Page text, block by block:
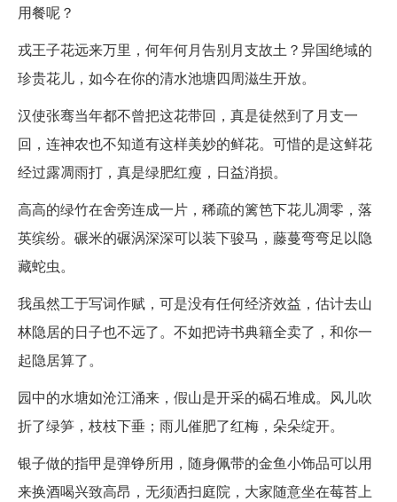
用餐呢？
戎王子花远来万里，何年何月告别月支故土？异国绝域的
珍贵花儿，如今在你的清水池塘四周滋生开放。
汉使张骞当年都不曾把这花带回，真是徒然到了月支一
回，连神农也不知道有这样美妙的鲜花。可惜的是这鲜花
经过露凋雨打，真是绿肥红瘦，日益消损。
高高的绿竹在舍旁连成一片，稀疏的篱笆下花儿凋零，落
英缤纷。碾米的碾涡深深可以装下骏马，藤蔓弯弯足以隐
藏蛇虫。
我虽然工于写词作赋，可是没有任何经济效益，估计去山
林隐居的日子也不远了。不如把诗书典籍全卖了，和你一
起隐居算了。
园中的水塘如沧江涌来，假山是开采的碣石堆成。风儿吹
折了绿笋，枝枝下垂；雨儿催肥了红梅，朵朵绽开。
银子做的指甲是弹铮所用，随身佩带的金鱼小饰品可以用
来换酒喝兴致高昂，无须洒扫庭院，大家随意坐在莓苔上